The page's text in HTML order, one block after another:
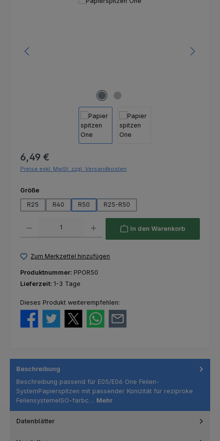
Regulärer Preis:
6,49 €
Preise exkl. MwSt. zzgl. Versandkosten
Größeauswählen
R25
R40 R50 R25-R50
In den Warenkorb
Zum Merkzettel hinzufügen
Produktnummer: PPOR50
Lieferzeit: 1-3 Tage
Dieses Produkt weiterempfehlen:
Beschreibung
Beschreibung passend für E05/E06 One Feilen-
SystemPapierspitzen mit passender Konizität für reziproke
FeilensystemeISO-farbc… Mehr
Datenblätter